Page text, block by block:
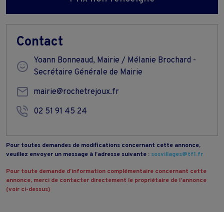
Contact
Yoann Bonneaud, Mairie / Mélanie Brochard -
Secrétaire Générale de Mairie
mairie@rochetrejoux.fr
02 51 91 45 24
Pour toutes demandes de modifications concernant cette annonce,
veuillez envoyer un message à l’adresse suivante : sosvillages@tf1.fr
Pour toute demande d’information complémentaire concernant cette
annonce, merci de contacter directement le propriétaire de l’annonce
(voir ci-dessus)